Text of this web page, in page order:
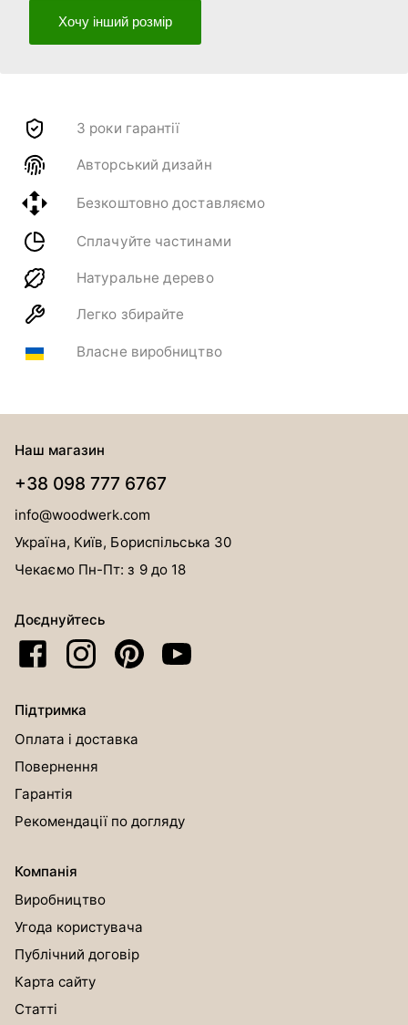
Хочу інший розмір
3 роки гарантії
Авторський дизайн
Безкоштовно доставляємо
Сплачуйте частинами
Натуральне дерево
Легко збирайте
Власне виробництво
Наш магазин
+38 098 777 6767
info@woodwerk.com
Україна, Київ, Бориспільська 30
Чекаємо Пн-Пт: з 9 до 18
Доєднуйтесь
Підтримка
Оплата і доставка
Повернення
Гарантія
Рекомендації по догляду
Компанія
Виробництво
Угода користувача
Публічний договір
Карта сайту
Статті